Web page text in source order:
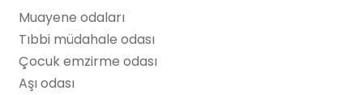
Muayene odaları
Tıbbi müdahale odası
Çocuk emzirme odası
Aşı odası